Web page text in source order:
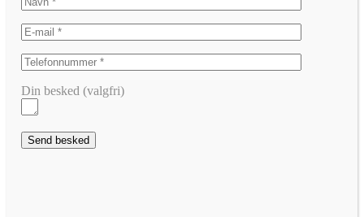
Din besked (valgfri)